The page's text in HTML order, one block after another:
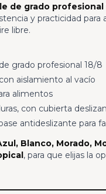
de grado profesional
y practicidad
libre.
grado profesional 18/8
aislamiento al vacío
alimentos
con cubierta
antideslizante para
Blanco, Morado,
, para que elijas la